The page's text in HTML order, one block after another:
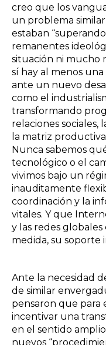
creo que los
un problema
estaban
remanentes
situación ni mucho
sí hay al menos
ante un nuevo
como el
transformando
relaciones sociales,
la matriz
Nunca sabemos
tecnológico o el
vivimos bajo un
inauditamente
coordinación y la
vitales. Y que
y las redes globales
medida, su soporte
Ante la necesidad
de similar
pensaron que para
incentivar una
en el sentido
nuevos